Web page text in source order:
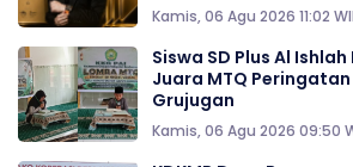
Kamis, 06 Agu 2026 11:02
Siswa SD Plus Al
Juara MTQ Peringatan
Grujugan
Kamis, 06 Agu 2026 09:50